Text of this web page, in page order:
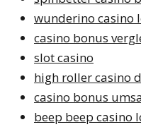
wunderino casino
casino bonus
slot casino
high roller casino
casino bonus
beep beep casino